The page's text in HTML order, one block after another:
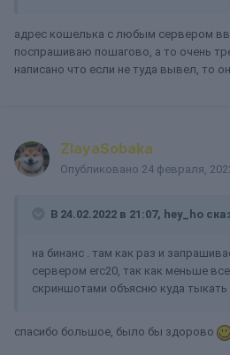
адрес кошелька с любым сервером
поспрашиваю пошагово, а то очень
написано что если не туда вывел, то
ZlayaSobaka
Опубликовано 24 февраля,
В 24.02.2022 в 21:07, hey_ho
на бинанс . там как раз и
сервером erc20, так как меньше
скриншотами объясню куда тыкать
спасибо большое, было бы здорово